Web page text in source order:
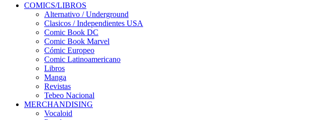
COMICS/LIBROS
Alternativo / Underground
Clasicos / Independientes USA
Comic Book DC
Comic Book Marvel
Cómic Europeo
Comic Latinoamericano
Libros
Manga
Revistas
Tebeo Nacional
MERCHANDISING
Vocaloid